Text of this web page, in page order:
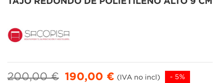
200,00 € 190,00 € (IVA no incl) - 5%